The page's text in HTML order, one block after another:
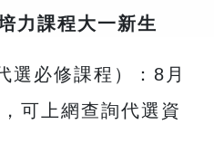
力課程大一新生
選必修課程）：8月
可上網查詢代選資